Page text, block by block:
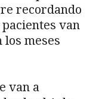
recordando
van
meses
van a